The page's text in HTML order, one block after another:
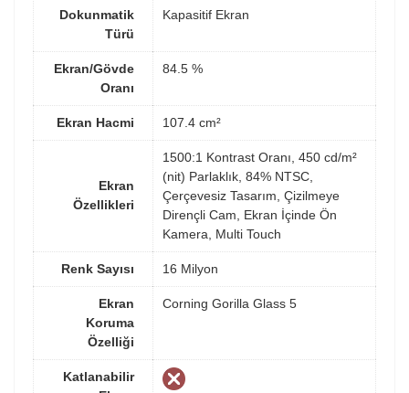
Dokunmatik
Türü
Kapasitif Ekran
Ekran/Gövde
Oranı
84.5 %
Ekran Hacmi 107.4 cm²
Ekran
Özellikleri
1500:1 Kontrast Oranı, 450 cd/m²
(nit) Parlaklık, 84% NTSC,
Çerçevesiz Tasarım, Çizilmeye
Dirençli Cam, Ekran İçinde Ön
Kamera, Multi Touch
Renk Sayısı 16 Milyon
Ekran
Koruma
Özelliği
Corning Gorilla Glass 5
Katlanabilir